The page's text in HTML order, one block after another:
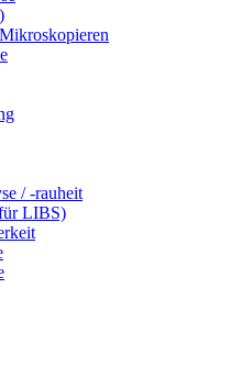
/ -rauheit
LIBS)